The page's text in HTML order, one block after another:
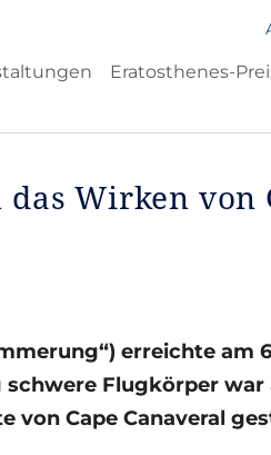
Eratosthenes-
Wirken von
erreichte am
Flugkörper war
von Cape Canaveral